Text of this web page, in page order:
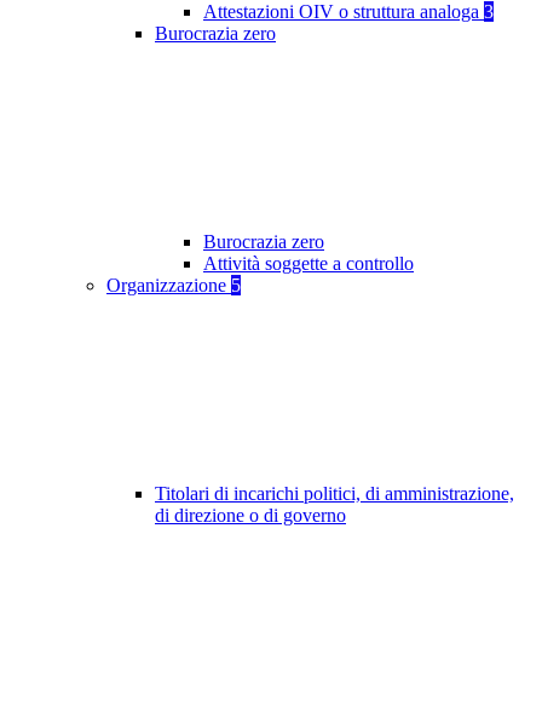
Attestazioni OIV o struttura analoga 3
Burocrazia zero
Burocrazia zero
Attività soggette a controllo
Organizzazione 5
Titolari di incarichi politici, di amministrazione,
di direzione o di governo